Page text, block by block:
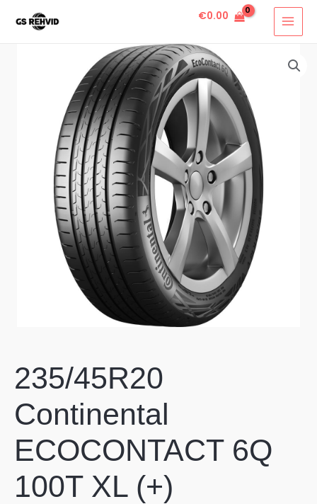
€0.00
235/45R20
Continental
ECOCONTACT 6Q
100T XL (+)